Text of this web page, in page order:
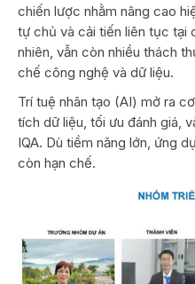
chiến lược nhằm nâng cao
tự chủ và cải tiến liên tục tại
nhiên, vẫn còn nhiều thách
chế công nghệ và dữ liệu.
Trí tuệ nhân tạo (AI) mở ra
tích dữ liệu, tối ưu đánh giá,
IQA. Dù tiềm năng lớn, ứng
còn hạn chế.